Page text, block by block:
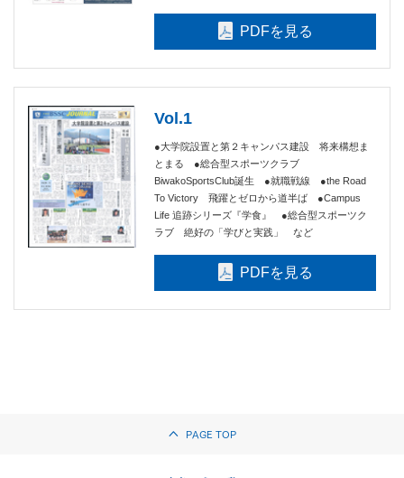
PDFを見る
Vol.1
●大学院設置と第２キャンパス建設 将来構想ま
とまる ●総合型スポーツクラブ
BiwakoSportsClub誕生 ●就職戦線 ●the Road
To Victory 飛躍とゼロから道半ば ●Campus
Life 追跡シリーズ『学食』 ●総合型スポーツク
ラブ 絶好の「学びと実践」 など
PDFを見る
PAGE TOP